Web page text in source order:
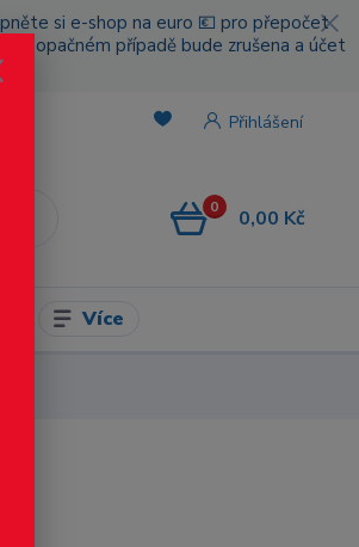
si e-shop na euro 💶 pro přepočet
v opačném případě bude zrušena a účet
Přihlášení
0 0,00 Kč
Více